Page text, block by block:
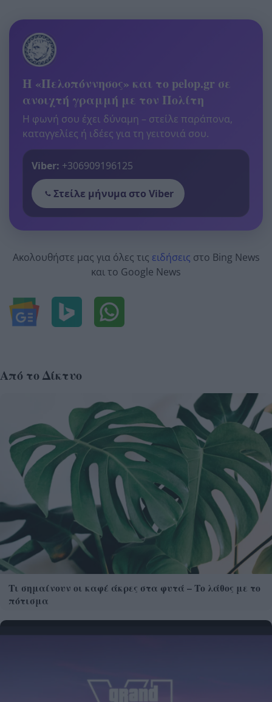
Η «Πελοπόννησος» και το pelop.gr σε
ανοιχτή γραμμή με τον Πολίτη
Η φωνή σου έχει δύναμη – στείλε παράπονα,
καταγγελίες ή ιδέες για τη γειτονιά σου.
Viber: +306909196125
Στείλε μήνυμα στο Viber
Ακολουθήστε μας για όλες τις ειδήσεις στο Bing News
και το Google News
Από το Δίκτυο
Τι σημαίνουν οι καφέ άκρες στα φυτά – Το λάθος με το
πότισμα